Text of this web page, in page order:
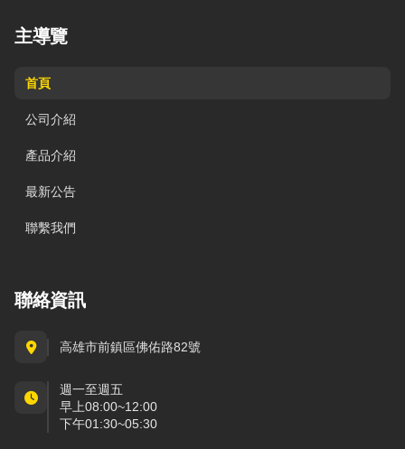
主導覽
首頁
公司介紹
產品介紹
最新公告
聯繫我們
聯絡資訊
高雄市前鎮區佛佑路82號
週一至週五
早上08:00~12:00
下午01:30~05:30